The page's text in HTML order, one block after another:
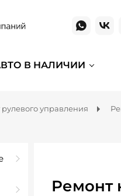
В НАЛИЧИИ
управления
Ремонт